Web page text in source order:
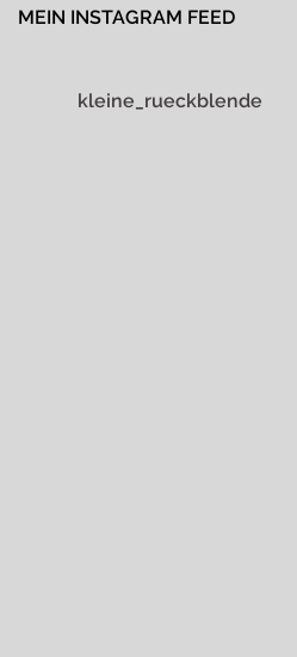
MEIN INSTAGRAM FEED
kleine_rueckblende